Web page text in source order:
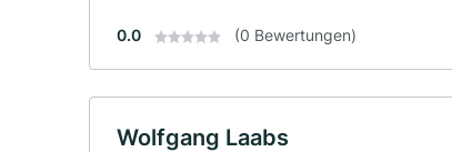
0.0 (0 Bewertungen)
Wolfgang Laabs